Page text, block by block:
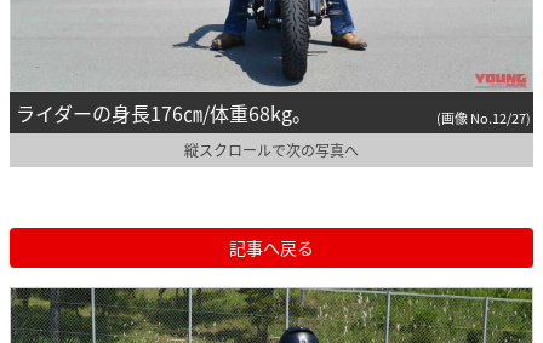
ライダーの身長176㎝/体重68kg。 (画像 No.12/27)
縦スクロールで次の写真へ
記事へ戻る